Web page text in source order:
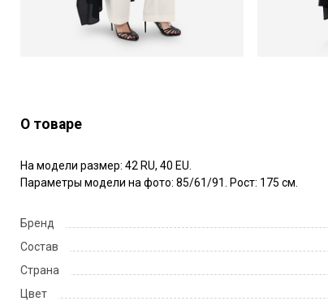
О товаре
На модели размер: 42 RU, 40 EU.
Параметры модели на фото: 85/61/91. Рост: 175 см.
Бренд
Состав
Страна
Цвет